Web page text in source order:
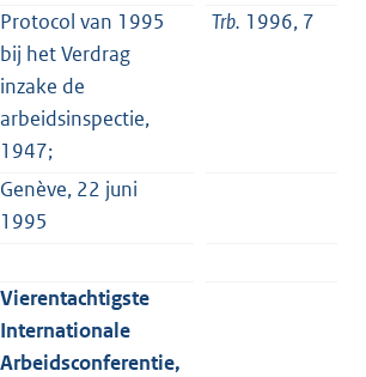
Protocol van 1995
bij het Verdrag
inzake de
arbeidsinspectie,
1947;
Trb. 1996, 7
Genève, 22 juni
1995
Vierentachtigste
Internationale
Arbeidsconferentie,